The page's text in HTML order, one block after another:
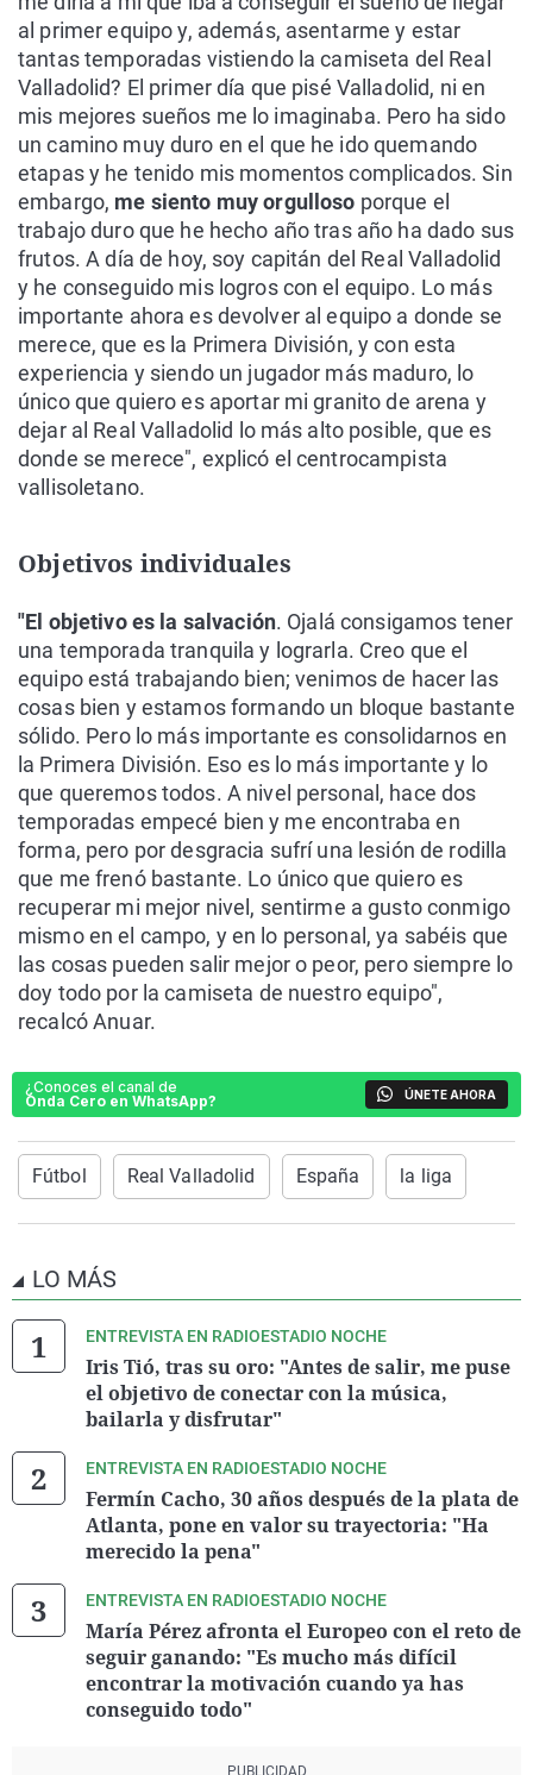
al primer equipo y, además, asentarme y estar
tantas temporadas vistiendo la camiseta del Real
Valladolid? El primer día que pisé Valladolid, ni en
mis mejores sueños me lo imaginaba. Pero ha sido
un camino muy duro en el que he ido quemando
etapas y he tenido mis momentos complicados. Sin
embargo, me siento muy orgulloso porque el
trabajo duro que he hecho año tras año ha dado sus
frutos. A día de hoy, soy capitán del Real Valladolid
y he conseguido mis logros con el equipo. Lo más
importante ahora es devolver al equipo a donde se
merece, que es la Primera División, y con esta
experiencia y siendo un jugador más maduro, lo
único que quiero es aportar mi granito de arena y
dejar al Real Valladolid lo más alto posible, que es
donde se merece", explicó el centrocampista
vallisoletano.
Objetivos individuales
"El objetivo es la salvación. Ojalá consigamos tener
una temporada tranquila y lograrla. Creo que el
equipo está trabajando bien; venimos de hacer las
cosas bien y estamos formando un bloque bastante
sólido. Pero lo más importante es consolidarnos en
la Primera División. Eso es lo más importante y lo
que queremos todos. A nivel personal, hace dos
temporadas empecé bien y me encontraba en
forma, pero por desgracia sufrí una lesión de rodilla
que me frenó bastante. Lo único que quiero es
recuperar mi mejor nivel, sentirme a gusto conmigo
mismo en el campo, y en lo personal, ya sabéis que
las cosas pueden salir mejor o peor, pero siempre lo
doy todo por la camiseta de nuestro equipo",
recalcó Anuar.
¿Conoces el canal de
Onda Cero en WhatsApp?
ÚNETE AHORA
Fútbol Real Valladolid España la liga
LO MÁS
ENTREVISTA EN RADIOESTADIO NOCHE
Iris Tió, tras su oro: "Antes de salir, me puse
el objetivo de conectar con la música,
bailarla y disfrutar"
ENTREVISTA EN RADIOESTADIO NOCHE
Fermín Cacho, 30 años después de la plata de
Atlanta, pone en valor su trayectoria: "Ha
merecido la pena"
ENTREVISTA EN RADIOESTADIO NOCHE
María Pérez afronta el Europeo con el reto de
seguir ganando: "Es mucho más difícil
encontrar la motivación cuando ya has
conseguido todo"